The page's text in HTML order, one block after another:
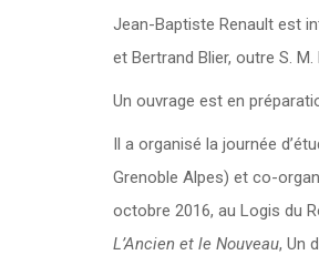
Jean-Baptiste Renault est
et Bertrand Blier, outre S.
Un ouvrage est en
Il a organisé la journée
Grenoble Alpes) et co-
octobre 2016, au Logis du
L’Ancien et le Nouveau, Un